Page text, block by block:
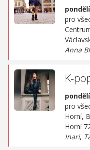
pro
Anna
K-
pro
Horní,
Horní
Inari,